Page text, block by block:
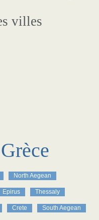
villes
North Aegean
Epirus Thessaly
Crete South Aegean